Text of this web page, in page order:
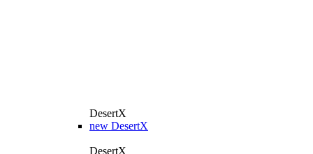
DesertX
new DesertX
DesertX